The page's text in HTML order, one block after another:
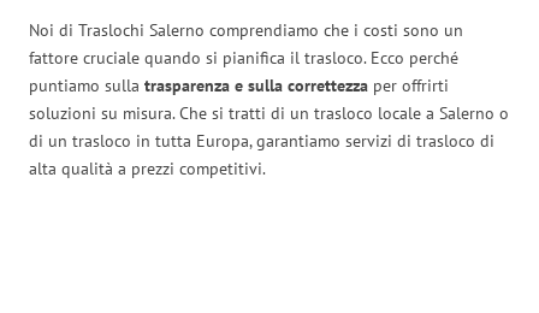
Noi di Traslochi Salerno comprendiamo che i costi sono un
fattore cruciale quando si pianifica il trasloco. Ecco perché
puntiamo sulla trasparenza e sulla correttezza per offrirti
soluzioni su misura. Che si tratti di un trasloco locale a Salerno o
di un trasloco in tutta Europa, garantiamo servizi di trasloco di
alta qualità a prezzi competitivi.